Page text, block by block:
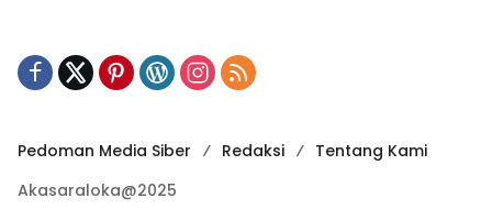
Pedoman Media Siber Redaksi
Tentang Kami
Akasaraloka@2025